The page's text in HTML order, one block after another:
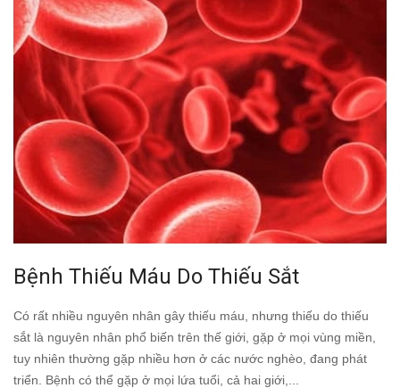
Bệnh Thiếu Máu Do Thiếu Sắt
Có rất nhiều nguyên nhân gây thiếu máu, nhưng thiếu do thiếu
sắt là nguyên nhân phổ biến trên thế giới, gặp ở mọi vùng miền,
tuy nhiên thường gặp nhiều hơn ở các nước nghèo, đang phát
triển. Bệnh có thể gặp ở mọi lứa tuổi, cả hai giới,...